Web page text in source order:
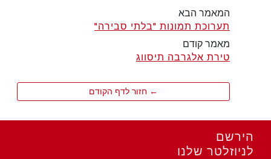
המאמר הבא
תערוכת תמונות "בלתי סבירה"
מאמר קודם
טירת אלגרבה תיסווג
← חזור לדף הקודם
הירשם
לניוזלטר שלנו